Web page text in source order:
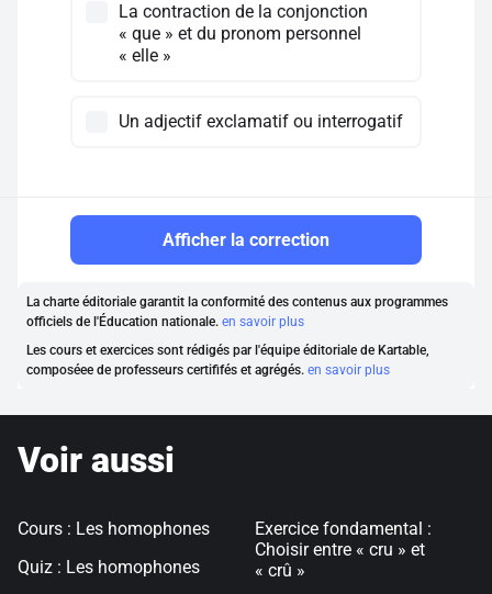
La contraction de la conjonction
« que » et du pronom personnel
« elle »
Un adjectif exclamatif ou interrogatif
Afficher la correction
La charte éditoriale garantit la conformité des contenus aux programmes
officiels de l'Éducation nationale. en savoir plus
Les cours et exercices sont rédigés par l'équipe éditoriale de Kartable,
composéee de professeurs certififés et agrégés. en savoir plus
Voir aussi
Cours : Les homophones
Quiz : Les homophones
Exercice fondamental :
Choisir entre « cru » et
« crû »